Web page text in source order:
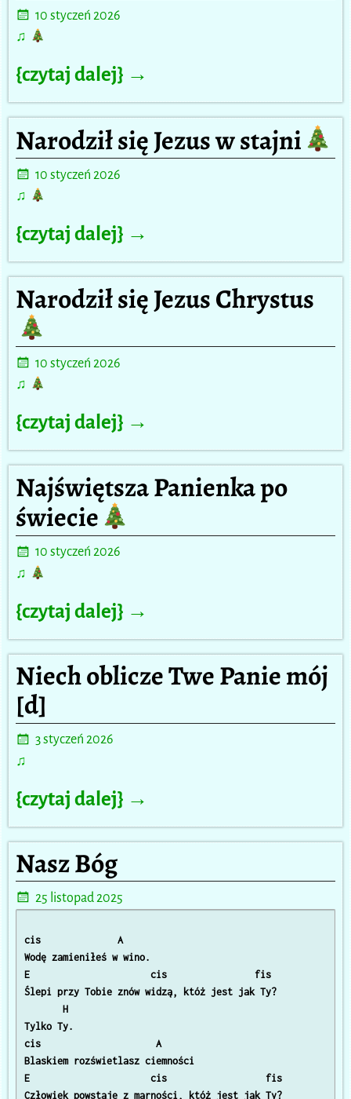
10 styczeń 2026
♫
{czytaj dalej} →
Narodził się Jezus w stajni
10 styczeń 2026
♫
{czytaj dalej} →
Narodził się Jezus Chrystus
10 styczeń 2026
♫
{czytaj dalej} →
Najświętsza Panienka po
świecie
10 styczeń 2026
♫
{czytaj dalej} →
Niech oblicze Twe Panie mój
[d]
3 styczeń 2026
♫
{czytaj dalej} →
Nasz Bóg
25 listopad 2025
cis              A
Wodę zamieniłeś w wino.
E                      cis                fis
Ślepi przy Tobie znów widzą, któż jest jak Ty?
       H
Tylko Ty.
cis                     A
Blaskiem rozświetlasz ciemności
E                      cis                  fis
Człowiek powstaje z marności, któż jest jak Ty?